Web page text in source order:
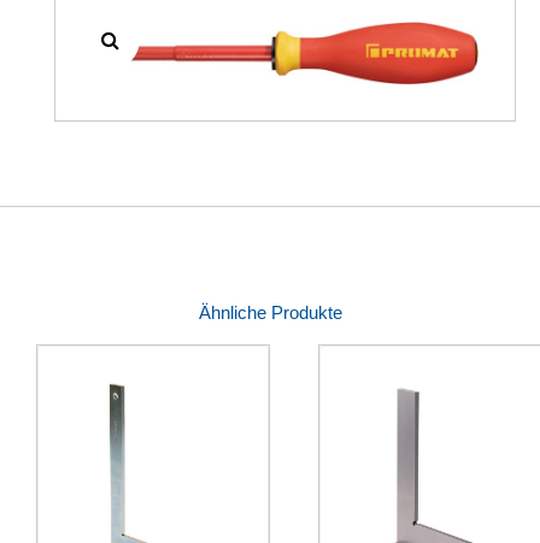
Ähnliche Produkte